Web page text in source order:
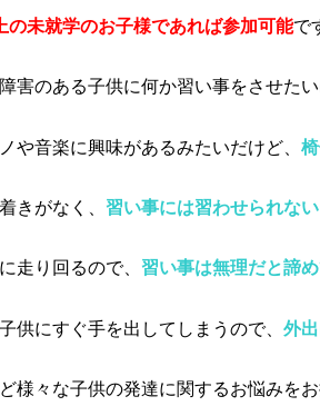
の未就学のお子様であれば参加可能で
障害のある子供に何か習い事をさせたい
ノや音楽に興味があるみたいだけど、
きがなく、 習い事には習わせられな
走り回るので、 習い事は無理だと諦
子供にすぐ手を出してしまうので、 外
様々な子供の発達に関するお悩みを